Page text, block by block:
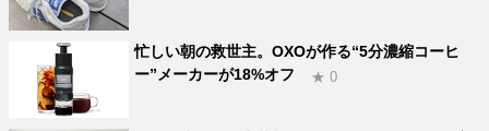
忙しい朝の救世主。OXOが作る“5分濃縮コーヒ
ー”メーカーが18%オフ
★ 0